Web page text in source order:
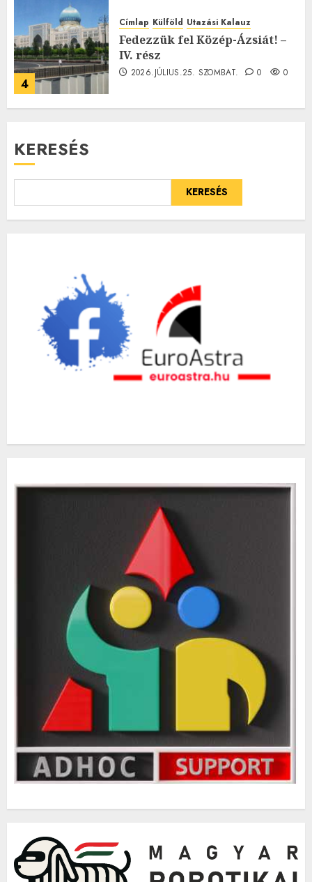
4
Címlap Külföld Utazási Kalauz
Fedezzük fel Közép-Ázsiát! –
IV. rész
2026.JÚLIUS.25. SZOMBAT. 0 0
KERESÉS
KERESÉS